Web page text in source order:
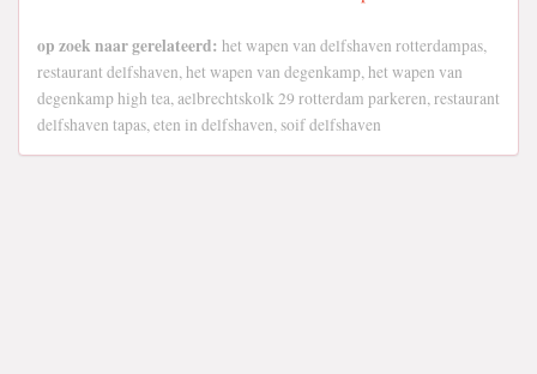
op zoek naar gerelateerd: het wapen van delfshaven rotterdampas,
restaurant delfshaven, het wapen van degenkamp, het wapen van
degenkamp high tea, aelbrechtskolk 29 rotterdam parkeren, restaurant
delfshaven tapas, eten in delfshaven, soif delfshaven